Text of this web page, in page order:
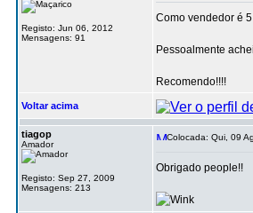
Registo: Jun 06, 2012
Mensagens: 91
Como vendedor é
Pessoalmente
Recomendo!!!!
Voltar acima
tiagop
Amador
Registo: Sep 27, 2009
Mensagens: 213
Colocada: Qui, 09
Obrigado people!!